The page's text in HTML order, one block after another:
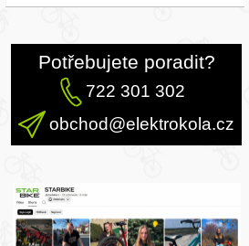
Potřebujete poradit?
722 301 302
obchod@elektrokola.cz